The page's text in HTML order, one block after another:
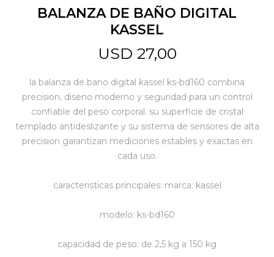
BALANZA DE BAÑO DIGITAL
KASSEL
USD 27,00
la balanza de bano digital kassel ks-bd160 combina
precision, diseno moderno y seguridad para un control
confiable del peso corporal. su superficie de cristal
templado antideslizante y su sistema de sensores de alta
precision garantizan mediciones estables y exactas en
cada uso.
caracteristicas principales: marca: kassel
modelo: ks-bd160
capacidad de peso: de 2,5 kg a 150 kg
Jardín y Aire Libre
Bazar
Juguetes y artículos para bebé